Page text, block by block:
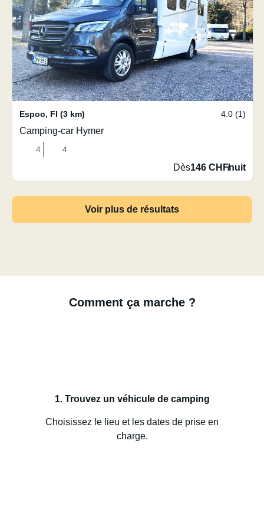
Espoo, FI (3 km) 4.0 (1)
Camping-car Hymer
4 4
Dès146 CHF/nuit
Voir plus de résultats
Comment ça marche ?
1. Trouvez un véhicule de camping
Choisissez le lieu et les dates de prise en
charge.